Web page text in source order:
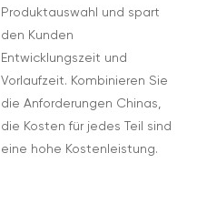
Produktauswahl und spart
den Kunden
Entwicklungszeit und
Vorlaufzeit. Kombinieren Sie
die Anforderungen Chinas,
die Kosten für jedes Teil sind
eine hohe Kostenleistung.